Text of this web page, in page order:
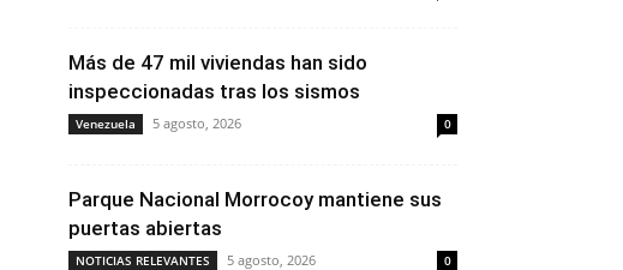
Más de 47 mil viviendas han sido
inspeccionadas tras los sismos
Venezuela 5 agosto, 2026 0
Parque Nacional Morrocoy mantiene sus
puertas abiertas
NOTICIAS RELEVANTES 5 agosto, 2026 0